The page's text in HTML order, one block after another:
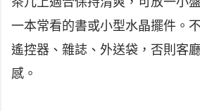
一本常看的書或小型水晶擺件。
遙控器、雜誌、外送袋，否則客
感。